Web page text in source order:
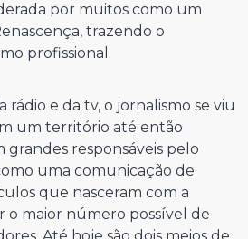
por muitos como um
trazendo o
profissional.
rádio e da tv, o jornalismo se viu
um território até então
grandes responsáveis pelo
uma comunicação de
que nasceram com a
o maior número possível de